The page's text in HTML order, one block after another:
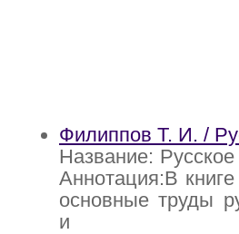
Филиппов Т. И. /
Название:
Аннотация:В
основные труды
и